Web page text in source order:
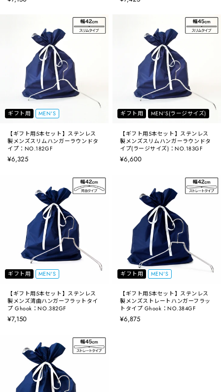
ギフト用 MEN'S
【ギフト用5本セット】ステンレス
製メンズスリムハンガーラウンドタ
イプ：NO.182GF
¥6,325
ギフト用 MEN'S(ラージサイズ)
【ギフト用5本セット】ステンレス
製メンズスリムハンガーラウンドタ
イプ(ラージサイズ)：NO.183GF
¥6,600
ギフト用 MEN'S
【ギフト用5本セット】ステンレス
製メンズ湾曲ハンガーフラットタイ
プ Ghook：NO.382GF
¥7,150
ギフト用 MEN'S
【ギフト用5本セット】ステンレス
製メンズストレートハンガーフラッ
トタイプ Ghook：NO.384GF
¥6,875